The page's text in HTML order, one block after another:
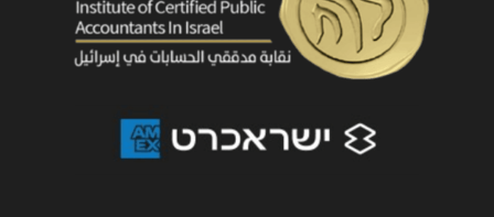
שליחה